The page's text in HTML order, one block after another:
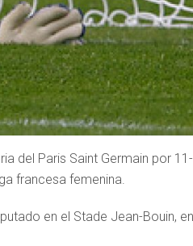
del Paris Saint Germain por
francesa femenina.
en el Stade Jean-Bouin, en